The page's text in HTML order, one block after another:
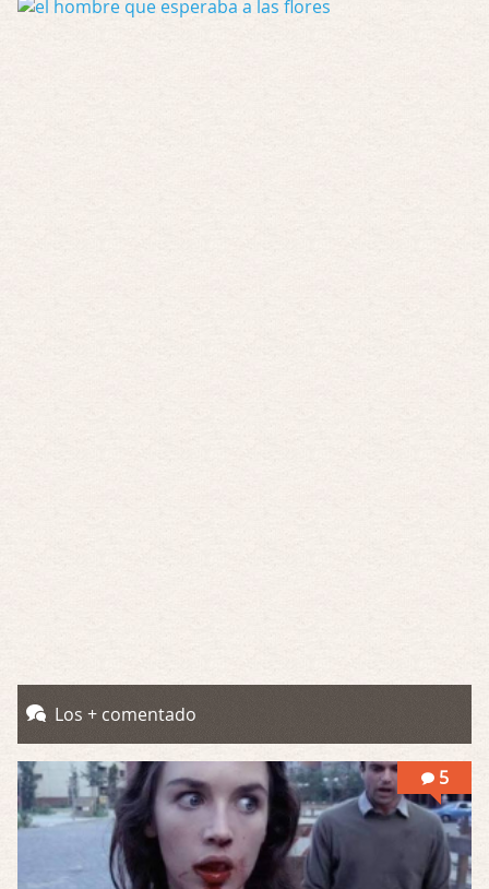
El eslabón podrido
Obsession
Por: Chica Stark
Al principio por el hype que la dieron iba …
Possession
Llevo toda una vida para verla y nunca lo …
Los + comentado
5